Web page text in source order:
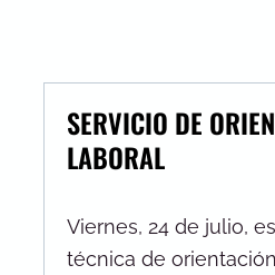
SERVICIO DE
LABORAL
Viernes, 24 de julio,
técnica de